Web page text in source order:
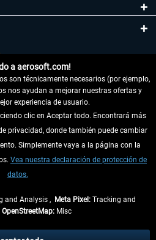
a aerosoft.com!
son técnicamente necesarios (por ejemplo,
nos ayudan a mejorar nuestras ofertas y
experiencia de usuario.
clic en Aceptar todo. Encontrará más
privacidad, donde también puede cambiar
Simplemente vaya a la página con la
Vea nuestra declaración de protección de
datos.
and Analysis , Meta Pixel: Tracking and
OpenStreetMap:Misc